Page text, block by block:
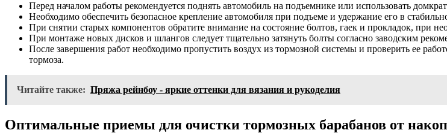
Перед началом работы рекомендуется поднять автомобиль на подъемнике или использовать
Необходимо обеспечить безопасное крепление автомобиля при подъеме и удержание его в
При снятии старых компонентов обратите внимание на состояние болтов, гаек и прокладок, при
При монтаже новых дисков и шлангов следует тщательно затянуть болты согласно заводским
После завершения работ необходимо пропустить воздух из тормозной системы и проверить ее
тормоза.
Читайте также: Пряжа рейнбоу - яркие оттенки для вязания и рукоделия
Оптимальные приемы для очистки тормозных барабанов от